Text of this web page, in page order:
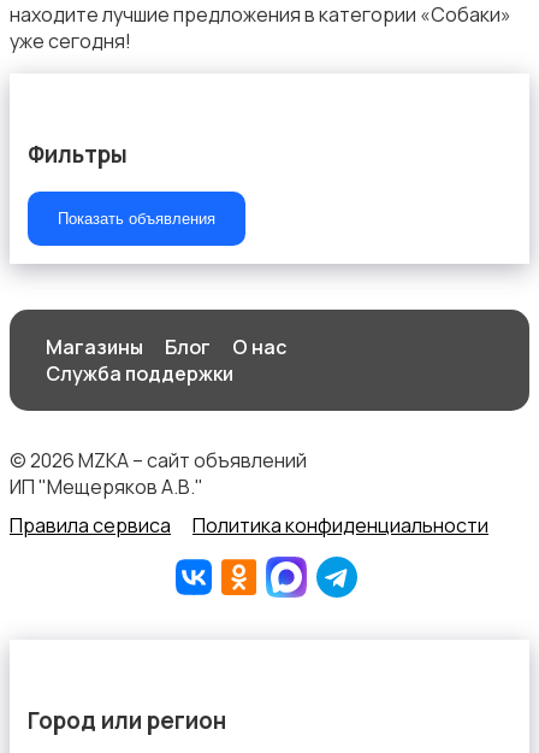
находите лучшие предложения в категории «Собаки»
уже сегодня!
Фильтры
Показать объявления
Магазины Блог
О нас
Служба поддержки
© 2026 MZKA – сайт объявлений
ИП "Мещеряков А.В."
Правила сервиса
Политика конфиденциальности
Город или регион